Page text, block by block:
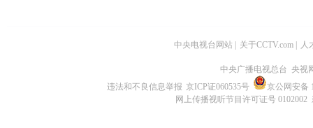
中央电视台网站 关于CCTV.com 人
中央广播电视总台 央视
违法和不良信息举报 京ICP证060535号
京公网安备
网上传播视听节目许可证号 0102002